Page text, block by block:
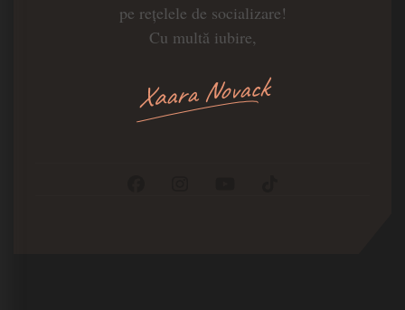
pe rețelele de socializare!
Cu multă iubire,
Xaara Novack